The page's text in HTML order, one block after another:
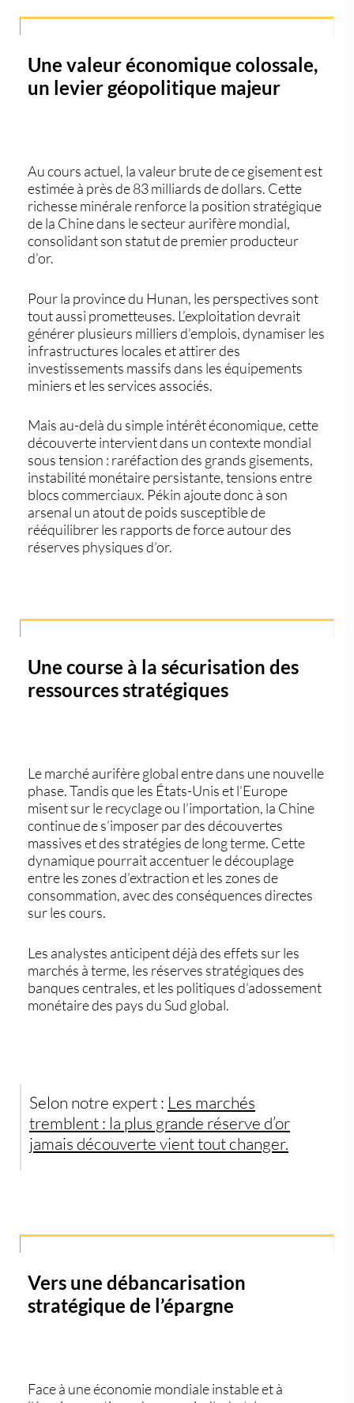
Une valeur économique colossale,
un levier géopolitique majeur
Au cours actuel, la valeur brute de ce gisement est
estimée à près de 83 milliards de dollars. Cette
richesse minérale renforce la position stratégique
de la Chinedans le secteur aurifère mondial,
consolidant son statut depremier producteur
d’or.
Pour la province du Hunan, les perspectives sont
tout aussi prometteuses. L’exploitation devrait
générer plusieurs milliers d’emplois, dynamiser les
infrastructures locales et attirer des
investissements massifs dans les équipements
miniers et les services associés.
Mais au-delà du simple intérêt économique, cette
découverte intervient dans un contexte mondial
sous tension : raréfaction des grands gisements,
instabilité monétaire persistante, tensions entre
blocs commerciaux. Pékin ajoute donc à son
arsenal un atout de poids susceptible de
rééquilibrer les rapports de force autour des
réserves physiques d’or.
Une course à la sécurisation des
ressources stratégiques
Le marché aurifère global entre dans une nouvelle
phase. Tandis que les États-Unis et l’Europe
misent sur le recyclage ou l’importation, la Chine
continue de s’imposer par des découvertes
massives et des stratégies de long terme. Cette
dynamique pourrait accentuer le découplage
entre les zones d’extraction et les zones de
consommation, avec des conséquences directes
sur les cours.
Les analystes anticipent déjà des effets sur les
marchés à terme, les réserves stratégiques des
banques centrales, et les politiques d’adossement
monétaire des pays du Sud global.
Selon notre expert : Les marchés
tremblent : la plus grande réserve d’or
jamais découverte vient tout changer.
Vers une débancarisation
stratégique de l’épargne
Face à une économie mondiale instable et à